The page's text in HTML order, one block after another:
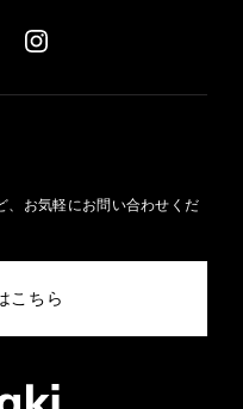
、お気軽にお問い合わせくだ
こちら